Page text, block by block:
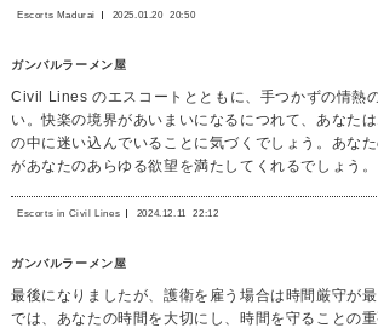
Escorts Madurai 2025.01.20 20:50
ガンバルラーメン屋
Civil Lines のエスコートとともに、手つかずの情熱
い。快楽の境界があいまいになるにつれて、あなた
の中に迷い込んでいることに気づくでしょう。あな
があなたのあらゆる欲望を満たしてくれるでしょう。
Escorts in Civil Lines 2024.12.11 22:12
ガンバルラーメン屋
最後になりましたが、護衛を雇う場合は時間厳守が
では、あなたの時間を大切にし、時間を守ることの